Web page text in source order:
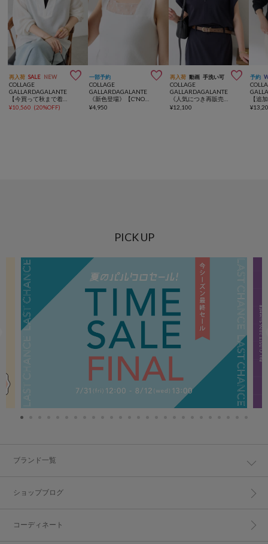
再入荷 SALE NEW 
COLLAGE
GALLARDAGALANTE
¥10,560 (20%OFF)
一部予約 
COLLAGE
GALLARDAGALANTE
¥4,950
再入荷 動画 手洗い可 
COLLAGE
GALLARDAGALANTE
《人気につき再販売決定》トリコットフレンチカットソー
¥12,100
予約
¥
PICK UP
ブランド一覧
ショップブログ
コーディネート